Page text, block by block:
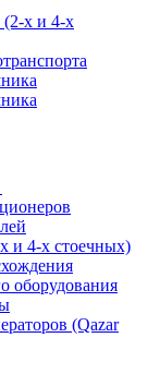
х и 4-х
и 4-х стоечных)
оборудования
(Qazar